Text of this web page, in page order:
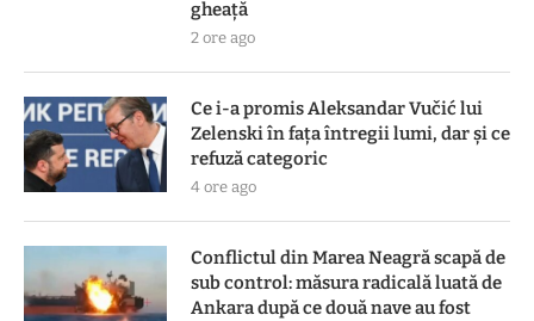
gheață
2 ore ago
Ce i-a promis Aleksandar Vučić lui
Zelenski în fața întregii lumi, dar și ce
refuză categoric
4 ore ago
Conflictul din Marea Neagră scapă de
sub control: măsura radicală luată de
Ankara după ce două nave au fost